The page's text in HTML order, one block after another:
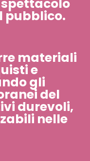
pubblico.
materiali
e
gli
del
durevoli,
nelle